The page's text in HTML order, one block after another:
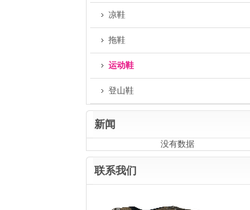
凉鞋
拖鞋
运动鞋
登山鞋
新闻
没有数据
联系我们